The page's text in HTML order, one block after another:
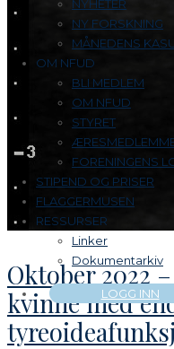
NYHETER
NY FORSKNING
MÅNEDENS
OM NFUD
BLI MEDLEM
OM NFUD
STYRET
FORENINGENS
STIPEND OG PRISER
FLAGGERMUSEN
RESSURSER
Linker
Dokumentarkiv
LOGG INN
Oktober 2022
kvinne med